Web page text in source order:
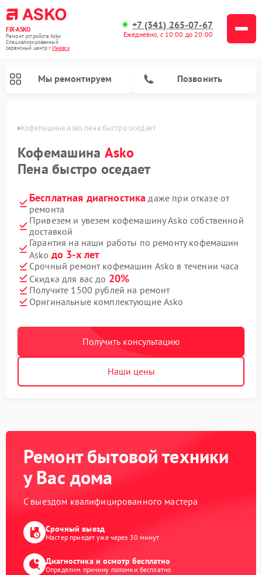
FIX-ASKO
Ремонт устройств Asko
Специализированный
cервисный центр г.Ижевск
+7 (341) 265-07-67
Ежедневно, с 10:00 до 20:00
Мы ремонтируем Позвонить
Кофемашина Asko пена быстро оседает
Кофемашина Asko
Пена быстро оседает
Бесплатная диагностика даже при отказе от
ремонта
Привезем и увезем кофемашину Asko собственной
доставкой
Гарантия на наши работы по ремонту кофемашин
Asko до 3-х лет
Срочный ремонт кофемашин Asko в течении часа
Скидка для вас до 20%
Получите 1500 рублей на ремонт
Оригинальные комплектующие Asko
Получить консультацию
Наши цены
Ремонт бытовой техники
у Вас дома
С выездом квалифицированного мастера
Срочный выезд
Мастер приедет уже через 30 минут
Диагностика и осмотр бесплатно
Определим причину поломки бесплатно